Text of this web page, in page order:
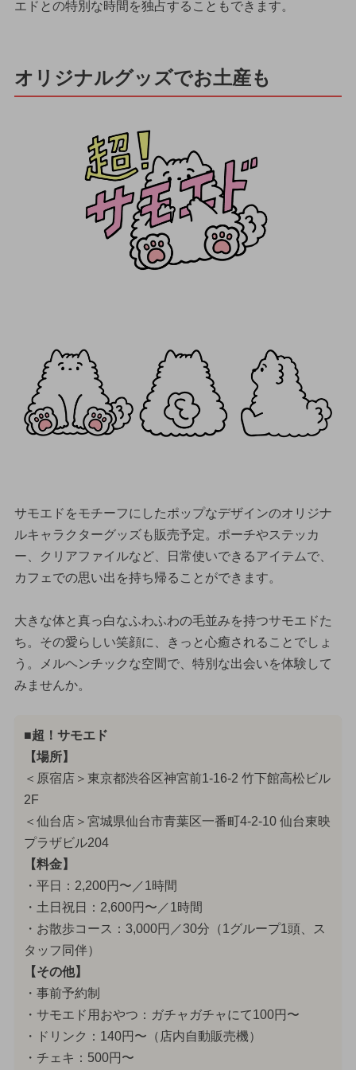
エドとの特別な時間を独占することもできます。
オリジナルグッズでお土産も
サモエドをモチーフにしたポップなデザインのオリジナ
ルキャラクターグッズも販売予定。ポーチやステッカ
ー、クリアファイルなど、日常使いできるアイテムで、
カフェでの思い出を持ち帰ることができます。
大きな体と真っ白なふわふわの毛並みを持つサモエドた
ち。その愛らしい笑顔に、きっと心癒されることでしょ
う。メルヘンチックな空間で、特別な出会いを体験して
みませんか。
■超！サモエド
【場所】
＜原宿店＞東京都渋谷区神宮前1-16-2 竹下館高松ビル
2F
＜仙台店＞宮城県仙台市青葉区一番町4-2-10 仙台東映
プラザビル204
【料金】
・平日：2,200円〜／1時間
・土日祝日：2,600円〜／1時間
・お散歩コース：3,000円／30分（1グループ1頭、ス
タッフ同伴）
【その他】
・事前予約制
・サモエド用おやつ：ガチャガチャにて100円〜
・ドリンク：140円〜（店内自動販売機）
・チェキ：500円〜